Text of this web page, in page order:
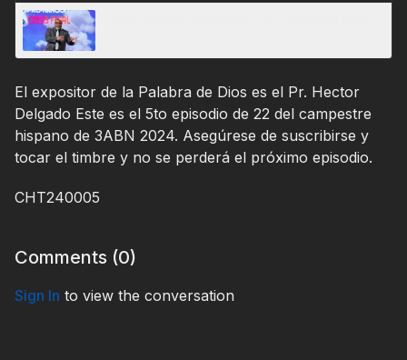
El expositor de la Palabra de Dios es el Pr. Hector
Delgado Este es el 5to episodio de 22 del campestre
hispano de 3ABN 2024. Asegúrese de suscribirse y
tocar el timbre y no se perderá el próximo episodio.
CHT240005
Comments (0)
Sign In to view the conversation